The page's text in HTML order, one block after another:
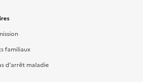
familiaux
d'arrêt maladie